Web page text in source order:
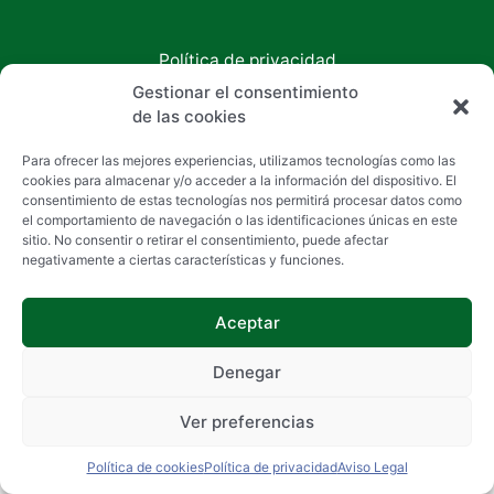
Gestionar el consentimiento
de las cookies
Para ofrecer las mejores experiencias, utilizamos tecnologías como las
cookies para almacenar y/o acceder a la información del dispositivo. El
consentimiento de estas tecnologías nos permitirá procesar datos como
el comportamiento de navegación o las identificaciones únicas en este
sitio. No consentir o retirar el consentimiento, puede afectar
negativamente a ciertas características y funciones.
Aceptar
Denegar
Ver preferencias
Política de cookiesPolítica de privacidadAviso Legal
Política de privacidad
Aviso Legal
Política de cookies
Copyright © 2026 Inmobiliaria Chan